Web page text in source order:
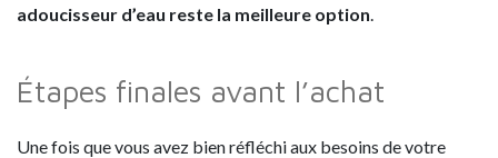
adoucisseur d’eau reste la meilleure option.
Étapes finales avant l’achat
Une fois que vous avez bien réfléchi aux besoins de votre